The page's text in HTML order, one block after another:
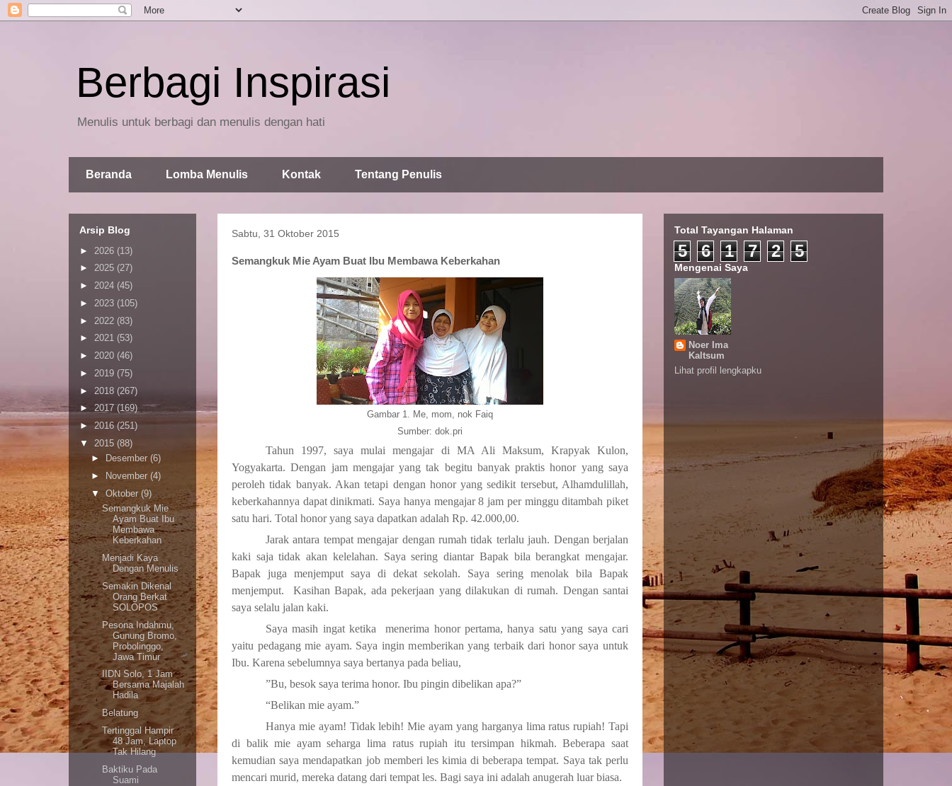
Berbagi Inspirasi
Menulis untuk berbagi dan menulis dengan hati
Beranda Lomba Menulis Kontak Tentang Penulis
Sabtu, 31 Oktober 2015
Semangkuk Mie Ayam Buat Ibu Membawa Keberkahan
Gambar 1. Me, mom, nok Faiq
Sumber: dok.pri
Tahun 1997, saya mulai mengajar di MA Ali Maksum, Krapyak Kulon,
Yogyakarta. Dengan jam mengajar yang tak begitu banyak praktis honor yang saya
peroleh tidak banyak. Akan tetapi dengan honor yang sedikit tersebut, Alhamdulillah,
keberkahannya dapat dinikmati. Saya hanya mengajar 8 jam per minggu ditambah piket
satu hari. Total honor yang saya dapatkan adalah Rp. 42.000,00.
Jarak antara tempat mengajar dengan rumah tidak terlalu jauh. Dengan berjalan
kaki saja tidak akan kelelahan. Saya sering diantar Bapak bila berangkat mengajar.
Bapak juga menjemput saya di dekat sekolah. Saya sering menolak bila Bapak
menjemput. Kasihan Bapak, ada pekerjaan yang dilakukan di rumah. Dengan santai
saya selalu jalan kaki.
Saya masih ingat ketika menerima honor pertama, hanya satu yang saya cari
yaitu pedagang mie ayam. Saya ingin memberikan yang terbaik dari honor saya untuk
Ibu. Karena sebelumnya saya bertanya pada beliau,
”Bu, besok saya terima honor. Ibu pingin dibelikan apa?”
“Belikan mie ayam.”
Hanya mie ayam! Tidak lebih! Mie ayam yang harganya lima ratus rupiah! Tapi
di balik mie ayam seharga lima ratus rupiah itu tersimpan hikmah. Beberapa saat
kemudian saya mendapatkan job memberi les kimia di beberapa tempat. Saya tak perlu
mencari murid, mereka datang dari tempat les. Bagi saya ini adalah anugerah luar biasa.
Arsip Blog
► 2026 (13)
► 2025 (27)
► 2024 (45)
► 2023 (105)
► 2022 (83)
► 2021 (53)
► 2020 (46)
► 2019 (75)
► 2018 (267)
► 2017(169)
► 2016 (251)
▼ 2015 (88)
►
Desember (6)
►
November (4)
▼Oktober (9)
Semangkuk Mie
Ayam Buat Ibu
Membawa
Keberkahan
Menjadi Kaya
Dengan Menulis
Semakin Dikenal
Orang Berkat
SOLOPOS
Pesona Indahmu,
Gunung Bromo,
Probolinggo,
Jawa Timur
IIDN Solo, 1 Jam
Bersama Majalah
Hadila
Belatung
Tertinggal Hampir
48 Jam, Laptop
Tak Hilang
Baktiku Pada
Suami
Total Tayangan Halaman
5 6 1 7 2 5
Mengenai Saya
Noer Ima
Kaltsum
Lihat profil lengkapku